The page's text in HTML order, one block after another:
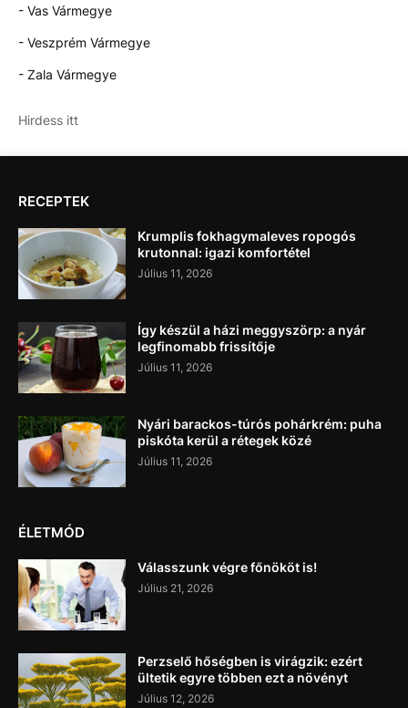
- Vas Vármegye
- Veszprém Vármegye
- Zala Vármegye
Hirdess itt
RECEPTEK
Krumplis fokhagymaleves ropogós
krutonnal: igazi komfortétel
Július 11, 2026
Így készül a házi meggyszörp: a nyár
legfinomabb frissítője
Július 11, 2026
Nyári barackos-túrós pohárkrém: puha
piskóta kerül a rétegek közé
Július 11, 2026
ÉLETMÓD
Válasszunk végre főnököt is!
Július 21, 2026
Perzselő hőségben is virágzik: ezért
ültetik egyre többen ezt a növényt
Július 12, 2026